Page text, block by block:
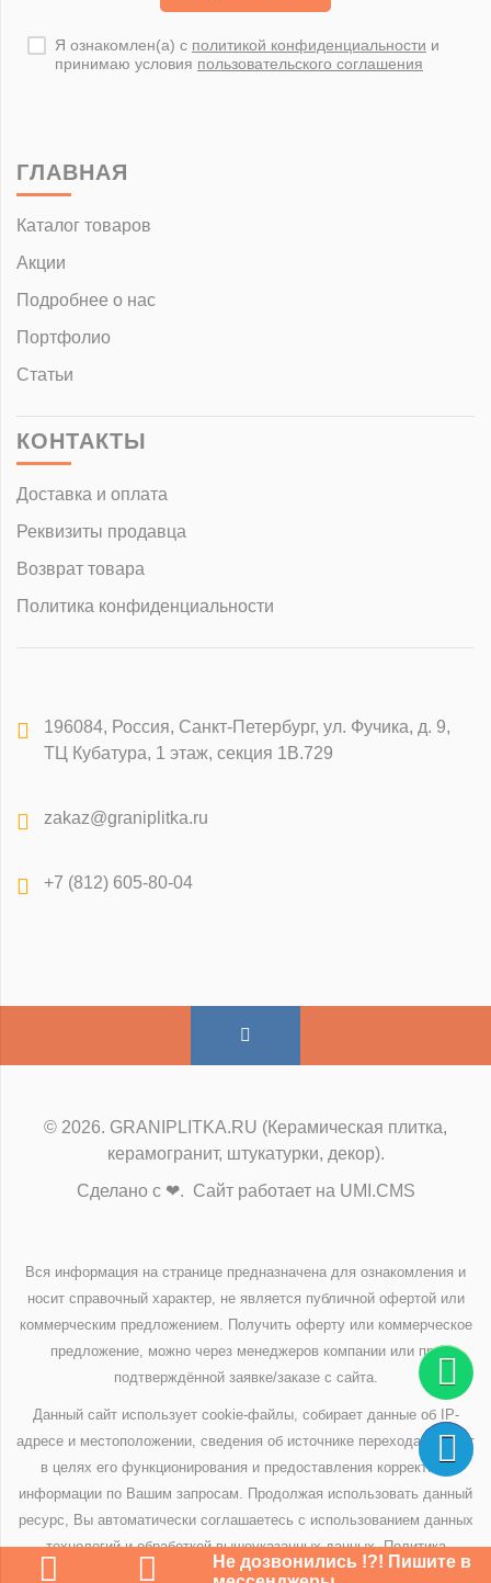
Не дозвонились !?! Пишите в
Я ознакомлен(а) с политикой конфиденциальности и
принимаю условия пользовательского соглашения
ГЛАВНАЯ
Каталог товаров
Акции
Подробнее о нас
Портфолио
Статьи
КОНТАКТЫ
Доставка и оплата
Реквизиты продавца
Возврат товара
Политика конфиденциальности
196084, Россия, Санкт-Петербург, ул. Фучика, д. 9,
ТЦ Кубатура, 1 этаж, секция 1В.729
zakaz@graniplitka.ru
+7 (812) 605-80-04
© 2026. GRANIPLITKA.RU (Керамическая плитка,
керамогранит, штукатурки, декор).
Сделано с ❤. Сайт работает на UMI.CMS
Вся информация на странице предназначена для ознакомления и
носит справочный характер, не является публичной офертой или
коммерческим предложением. Получить оферту или коммерческое
предложение, можно через менеджеров компании или при
подтверждённой заявке/заказе с сайта.
Данный сайт использует cookie-файлы, собирает данные об IP-
адресе и местоположении, сведения об источнике перехода на сайт
в целях его функционирования и предоставления корректной
информации по Вашим запросам. Продолжая использовать данный
ресурс, Вы автоматически соглашаетесь с использованием данных
технологий и обработкой вышеуказанных данных.Политика
конфиденциальности